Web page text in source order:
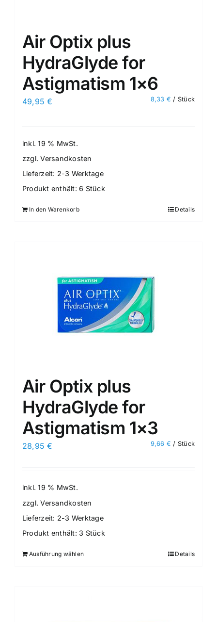
Air Optix plus
HydraGlyde for
Astigmatism 1×6
49,95€ 8,33 € / Stück
inkl. 19 % MwSt.
zzgl.Versandkosten
Lieferzeit: 2-3 Werktage
Produkt enthält: 6 Stück
In den Warenkorb Details
Air Optix plus
HydraGlyde for
Astigmatism 1×3
28,95€ 9,66 € / Stück
inkl. 19 % MwSt.
zzgl.Versandkosten
Lieferzeit: 2-3 Werktage
Produkt enthält: 3 Stück
Ausführung wählen Details